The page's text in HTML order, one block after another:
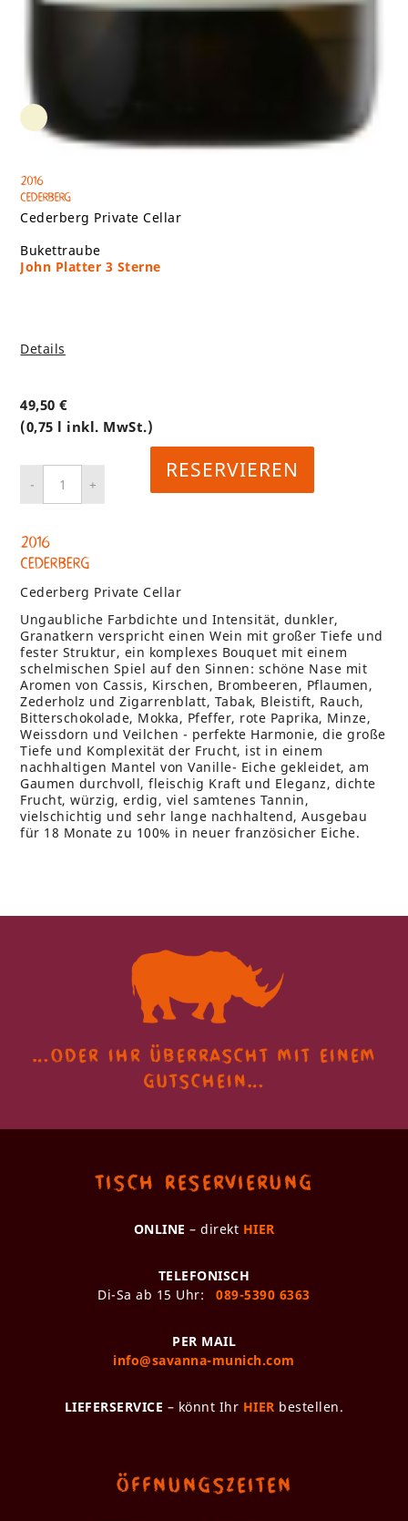
2016
Cederberg
Cederberg Private Cellar
Bukettraube
John Platter 3 Sterne
Details
49,50€
(0,75 l inkl. MwSt.)
RESERVIEREN
2016
Cederberg
Cederberg Private Cellar
Ungaubliche Farbdichte und Intensität, dunkler,
Granatkern verspricht einen Wein mit großer Tiefe und
fester Struktur, ein komplexes Bouquet mit einem
schelmischen Spiel auf den Sinnen: schöne Nase mit
Aromen von Cassis, Kirschen, Brombeeren, Pflaumen,
Zederholz und Zigarrenblatt, Tabak, Bleistift, Rauch,
Bitterschokolade, Mokka, Pfeffer, rote Paprika, Minze,
Weissdorn und Veilchen - perfekte Harmonie, die große
Tiefe und Komplexität der Frucht, ist in einem
nachhaltigen Mantel von Vanille- Eiche gekleidet, am
Gaumen durchvoll, fleischig Kraft und Eleganz, dichte
Frucht, würzig, erdig, viel samtenes Tannin,
vielschichtig und sehr lange nachhaltend, Ausgebau
für 18 Monate zu 100% in neuer französicher Eiche.
…oder ihr überrascht mit einem
gutschein…
Tisch Reservierung
ONLINE – direkt HIER
TELEFONISCH
Di-Sa ab 15 Uhr:
089-5390 6363
PER MAIL
info@savanna-munich.com
LIEFERSERVICE – könnt Ihr HIER bestellen.
Öffnungszeiten